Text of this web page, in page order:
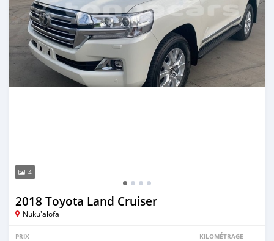
4
2018 Toyota Land Cruiser
Nuku'alofa
PRIX KILOMÉTRAGE